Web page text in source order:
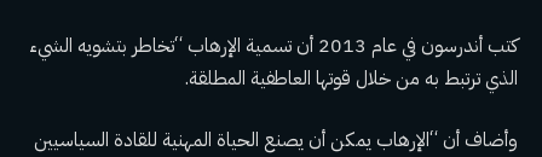
كتب أندرسون في عام 2013 أن تسمية الإرهاب “تخاطر بتشويه الشيء
الذي ترتبط به من خلال قوتها العاطفية المطلقة.
وأضاف أن “الإرهاب يمكن أن يصنع الحياة المهنية للقادة السياسيين